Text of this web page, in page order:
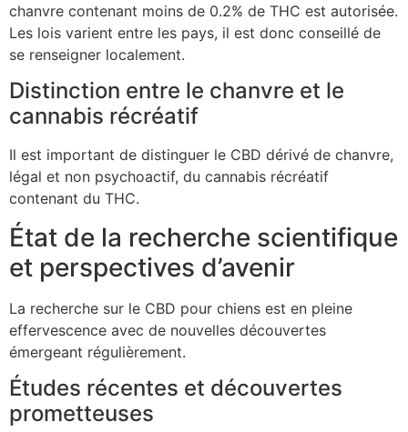
chanvre contenant moins de 0.2% de THC est autorisée.
Les lois varient entre les pays, il est donc conseillé de
se renseigner localement.
Distinction entre le chanvre et le
cannabis récréatif
Il est important de distinguer le CBD dérivé de chanvre,
légal et non psychoactif, du cannabis récréatif
contenant du THC.
État de la recherche scientifique
et perspectives d’avenir
La recherche sur le CBD pour chiens est en pleine
effervescence avec de nouvelles découvertes
émergeant régulièrement.
Études récentes et découvertes
prometteuses